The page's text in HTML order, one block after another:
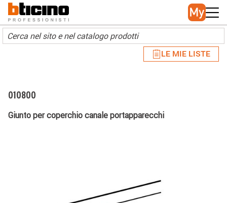
Skip to main content
Main navigation
LE MIE LISTE
010800
Giunto per coperchio canale portapparecchi